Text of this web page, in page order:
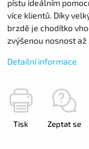
pístu ideálním
více klientů. Díky
brzdě je chodítko
zvýšenou nosnost
Detailní informace
Tisk Zeptat se